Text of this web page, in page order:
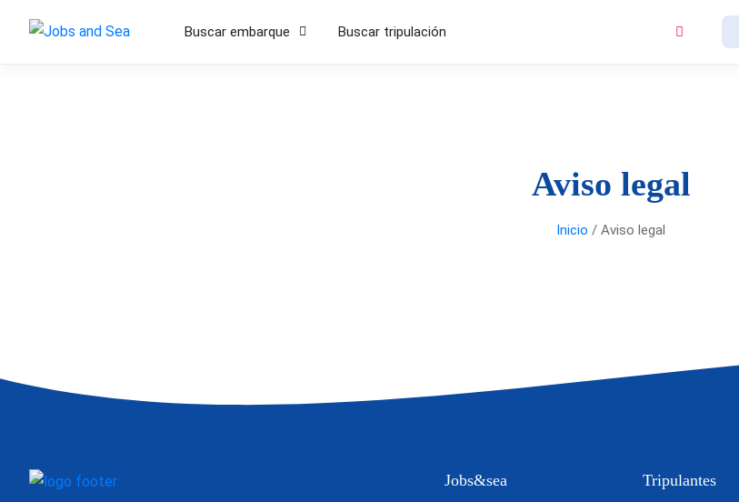
Buscar embarque Buscar tripulación
Aviso legal
Inicio / Aviso legal
Jobs&sea Tripulantes